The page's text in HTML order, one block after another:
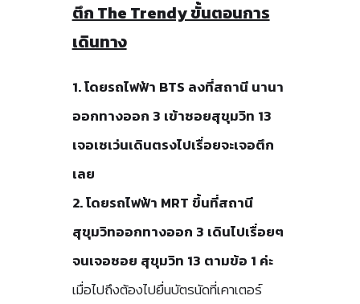
ตึก The Trendy ขั้นตอนการ
เดินทาง
1. โดยรถไฟฟ้า BTS ลงที่สถานี นานา
ออกทางออก 3 เข้าซอยสุขุมวิท 13
เจอเซเว่นเดินตรงไปเรื่อยจะเจอตึก
เลย
2. โดยรถไฟฟ้า MRT ขึ้นที่สถานี
สุขุมวิทออกทางออก 3 เดินไปเรื่อยๆ
จนเจอซอย สุขุมวิท 13 ตามข้อ 1 ค่ะ
เมื่อไปถึงต้องไปยื่นบัตรนัดที่เคาเตอร์